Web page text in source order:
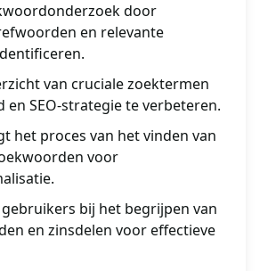
door
en relevante
van cruciale zoektermen
en SEO-strategie te verbeteren.
het proces van het vinden van
voor
bij het begrijpen van
en zinsdelen voor effectieve